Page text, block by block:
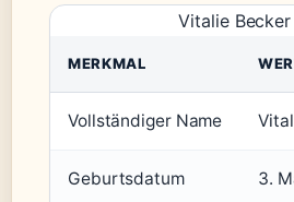
Vitalie
MERKMAL
Vollständiger Name
Geburtsdatum 3.